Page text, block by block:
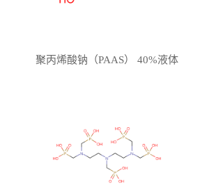
聚丙烯酸钠（PAAS） 40%液体